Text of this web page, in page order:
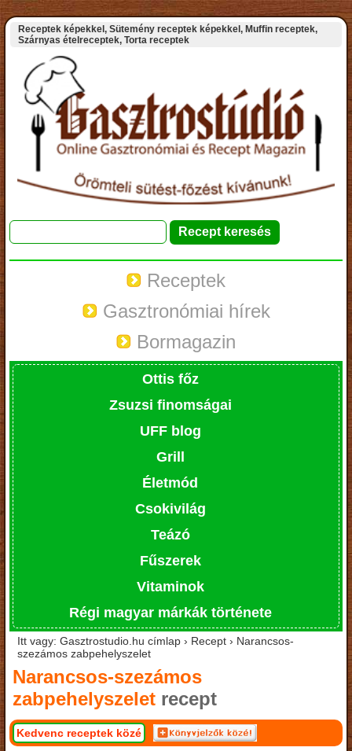
Receptek képekkel, Sütemény receptek képekkel, Muffin receptek,
Szárnyas ételreceptek, Torta receptek
Receptek
Gasztronómiai hírek
Bormagazin
Ottis főz
Zsuzsi finomságai
UFF blog
Grill
Életmód
Csokivilág
Teázó
Fűszerek
Vitaminok
Régi magyar márkák története
Itt vagy: Gasztrostudio.hu címlap › Recept › Narancsos-
szezámos zabpehelyszelet
Narancsos-szezámos
zabpehelyszelet recept
Kedvenc receptek közé